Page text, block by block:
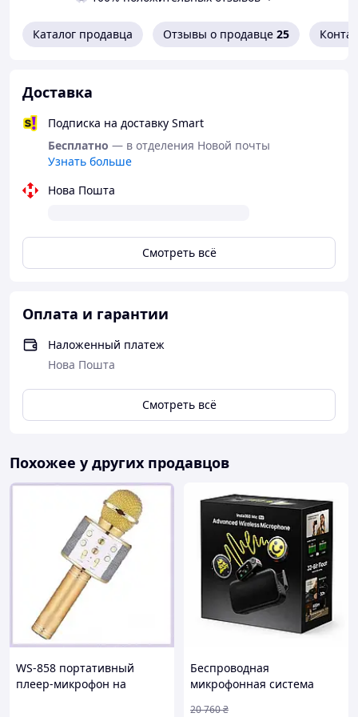
🔊Преимущества:
✔ Чистый звук без задержек
✔ Активное и пассивное шумоподавление
✔ Меховая ветрозащита в комплекте
✔ До 4.5 часов автономной работы
📦Комплектация:
• Меховая ветрозащита
Каталог продавца Отзывы о продавце 25
Доставка
Подписка на доставку Smart
Бесплатно — в отделения Новой почты
Узнать больше
Нова Пошта
Смотреть всё
Оплата и гарантии
Наложенный платеж
Нова Пошта
Смотреть всё
Похожее у других продавцов
WS-858 портативный
плеер-микрофон на
Беспроводная
микрофонная система
20 760₴